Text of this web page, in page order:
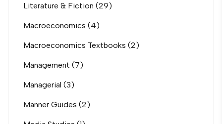
Literature & Fiction (29)
Macroeconomics (4)
Macroeconomics Textbooks (2)
Management (7)
Managerial (3)
Manner Guides (2)